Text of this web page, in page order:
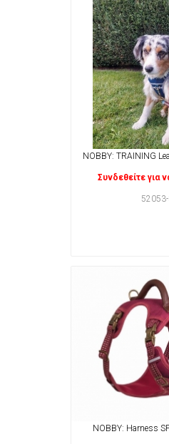
NOBBY: TRAINING
Συνδεθείτε για
NOBBY: Harness